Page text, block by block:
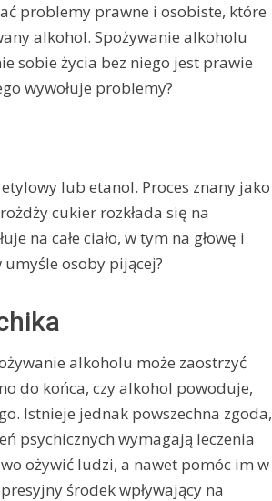
problemy prawne i osobiste, które
alkohol. Spożywanie alkoholu
sobie życia bez niego jest prawie
wywołuje problemy?
lub etanol. Proces znany jako
cukier rozkłada się na
na całe ciało, w tym na głowę i
umyśle osoby pijącej?
alkoholu może zaostrzyć
do końca, czy alkohol powoduje,
Istnieje jednak powszechna zgoda,
psychicznych wymagają leczenia
ożywić ludzi, a nawet pomóc im w
środek wpływający na